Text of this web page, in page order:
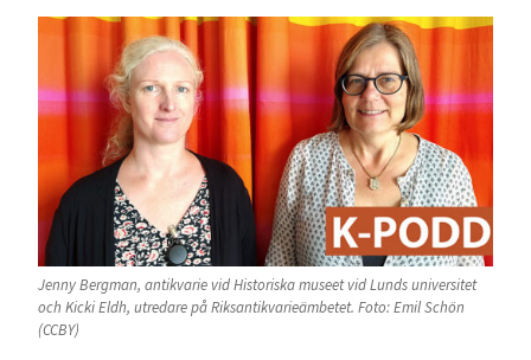
Jenny Bergman, antikvarie vid Historiska museet vid Lunds universitet
och Kicki Eldh, utredare på Riksantikvarieämbetet. Foto: Emil Schön
(CCBY)